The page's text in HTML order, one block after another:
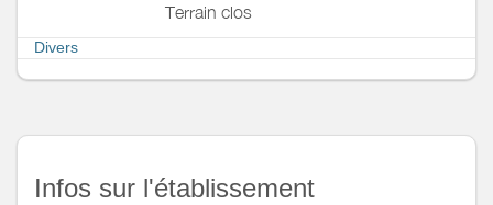
Terrain clos
Divers
Infos sur l'établissement